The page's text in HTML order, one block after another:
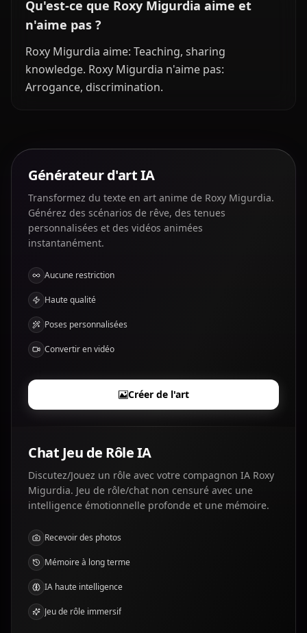
Qu'est-ce que Roxy Migurdia aime et
n'aime pas ?
Roxy Migurdia aime: Teaching, sharing
knowledge. Roxy Migurdia n'aime pas:
Arrogance, discrimination.
Générateur d'art IA
Transformez du texte en art anime de Roxy Migurdia.
Générez des scénarios de rêve, des tenues
personnalisées et des vidéos animées
instantanément.
Aucune restriction
Haute qualité
Poses personnalisées
Convertir en vidéo
Créer de l'art
Chat Jeu de Rôle IA
Discutez/Jouez un rôle avec votre compagnon IA Roxy
Migurdia. Jeu de rôle/chat non censuré avec une
intelligence émotionnelle profonde et une mémoire.
Recevoir des photos
Mémoire à long terme
IA haute intelligence
Jeu de rôle immersif